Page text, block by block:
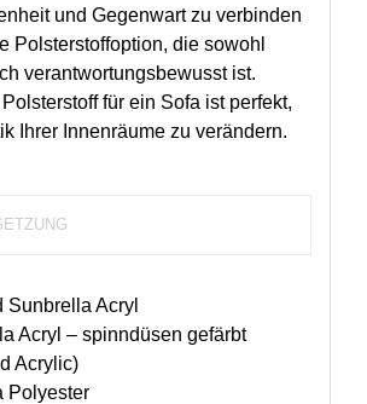
und Gegenwart zu verbinden
Polsterstoffoption, die sowohl
verantwortungsbewusst ist.
für ein Sofa ist perfekt,
Ihrer Innenräume zu verändern.
Sunbrella Acryl
Acryl – spinndüsen gefärbt
Acrylic)
Polyester